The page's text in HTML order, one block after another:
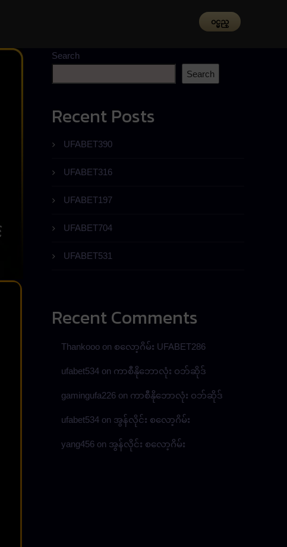
၀င္မည္
Search
Search
Recent Posts
UFABET390
UFABET316
UFABET197
UFABET704
UFABET531
Recent Comments
Thankooo on စလော့ဂိမ်း UFABET286
ufabet534 on ကာစီနိုဘောလုံး ဝဘ်ဆိုဒ်
gamingufa226 on ကာစီနိုဘောလုံး ဝဘ်ဆိုဒ်
ufabet534 on အွန်လိုင်း စလော့ဂိမ်း
yang456 on အွန်လိုင်း စလော့ဂိမ်း